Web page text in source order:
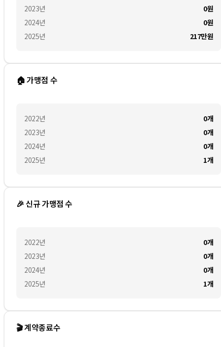
2023년
2024년
2025년
0원
0원
217만원
🏠 가맹점 수
2022년
2023년
2024년
2025년
0개
0개
0개
1개
🎉 신규 가맹점 수
2022년
2023년
2024년
2025년
0개
0개
0개
1개
🎬 계약종료수